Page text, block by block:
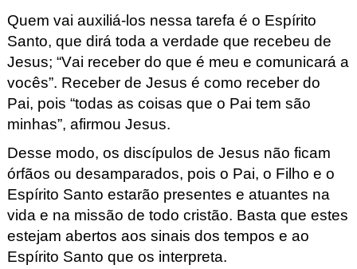
Quem vai auxiliá-los nessa tarefa é o Espírito
Santo, que dirá toda a verdade que recebeu de
Jesus; “Vai receber do que é meu e comunicará a
vocês”. Receber de Jesus é como receber do
Pai, pois “todas as coisas que o Pai tem são
minhas”, afirmou Jesus.
Desse modo, os discípulos de Jesus não ficam
órfãos ou desamparados, pois o Pai, o Filho e o
Espírito Santo estarão presentes e atuantes na
vida e na missão de todo cristão. Basta que estes
estejam abertos aos sinais dos tempos e ao
Espírito Santo que os interpreta.